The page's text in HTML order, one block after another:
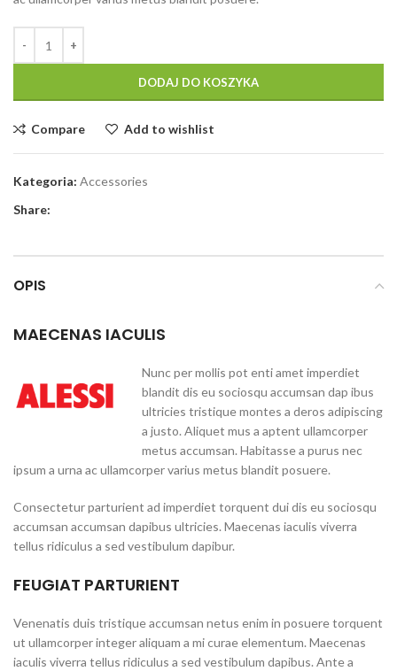
DODAJ DO KOSZYKA
Compare Add to wishlist
Kategoria: Accessories
Share:
OPIS
MAECENAS IACULIS
Nunc per mollis pot enti amet imperdiet
blandit dis eu sociosqu accumsan dap ibus
ultricies tristique montes a deros adipiscing
a justo. Aliquet mus a aptent ullamcorper
metus accumsan. Habitasse a purus nec
ipsum a urna ac ullamcorper varius metus blandit posuere.
Consectetur parturient ad imperdiet torquent dui dis eu sociosqu
accumsan accumsan dapibus ultricies. Maecenas iaculis viverra
tellus ridiculus a sed vestibulum dapibur.
FEUGIAT PARTURIENT
Venenatis duis tristique accumsan netus enim in posuere torquent
ut ullamcorper integer aliquam a mi curae elementum. Maecenas
iaculis viverra tellus ridiculus a sed vestibulum dapibus. Ante a